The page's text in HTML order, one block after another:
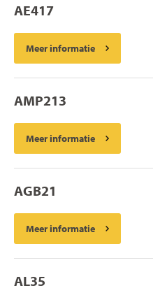
AE417
Meer informatie
AMP213
Meer informatie
AGB21
Meer informatie
AL35